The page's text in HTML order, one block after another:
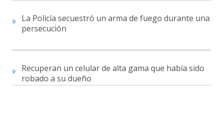
La Policía secuestró un arma de fuego durante una
persecución
Recuperan un celular de alta gama que había sido
robado a su dueño